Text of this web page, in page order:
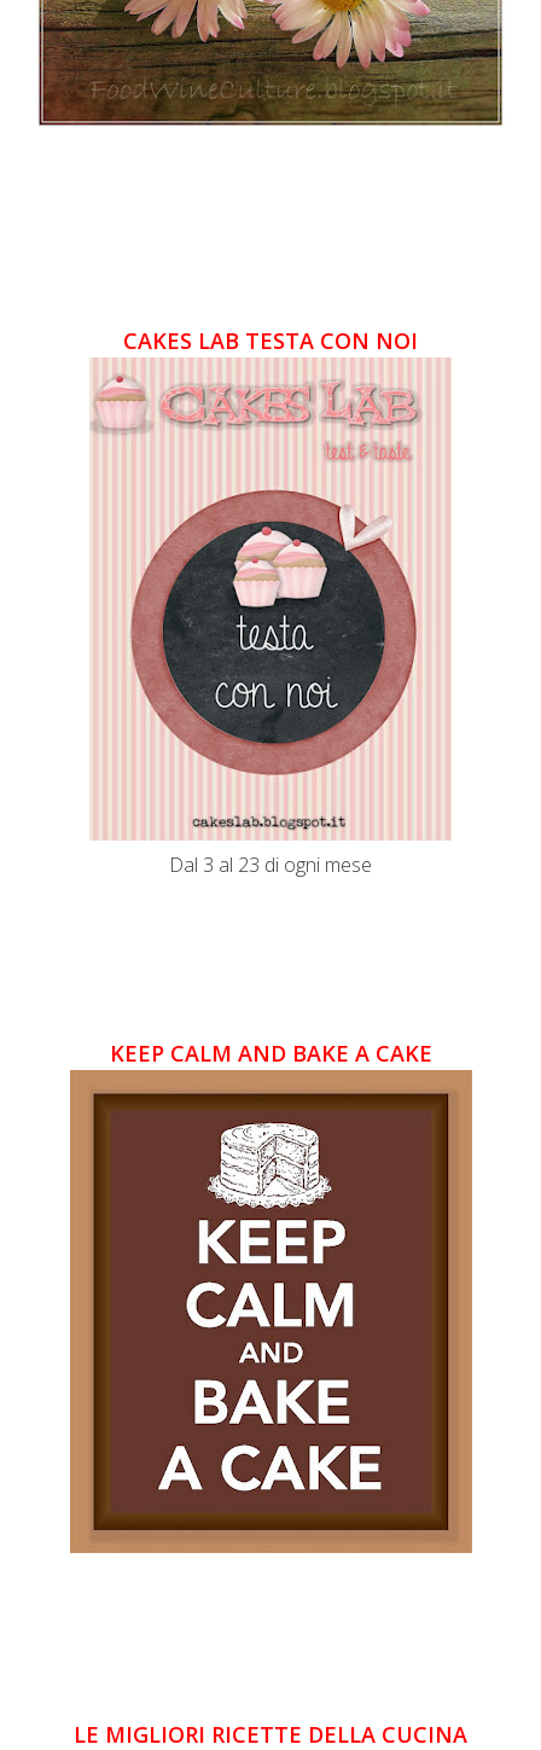
CAKES LAB TESTA CON NOI
Dal 3 al 23 di ogni mese
KEEP CALM AND BAKE A CAKE
LE MIGLIORI RICETTE DELLA CUCINA